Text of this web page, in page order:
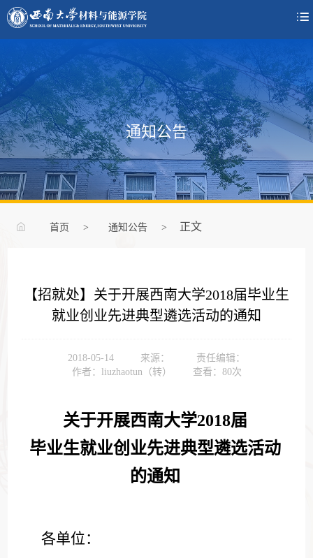

通知公告
首页 > 通知公告 > 正文
【招就处】关于开展西南大学2018届毕业生
就业创业先进典型遴选活动的通知
2018-05-14 来源：
责任编辑：
作者：liuzhaotun（转）
查看： 80次
关于开展西南大学2018届
毕业生就业创业先进典型遴选活动
的通知
各单位：